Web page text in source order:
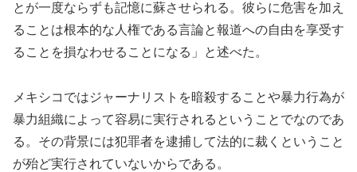
とが一度ならずも記憶に蘇させられる。彼らに危害を加え
ることは根本的な人権である言論と報道への自由を享受す
ることを損なわせることになる」と述べた。
メキシコではジャーナリストを暗殺することや暴力行為が
暴力組織によって容易に実行されるということでなのであ
る。その背景には犯罪者を逮捕して法的に裁くということ
が殆ど実行されていないからである。